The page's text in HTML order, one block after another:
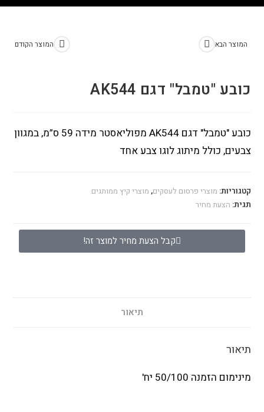
המוצר הקודם המוצר הבא
כובע "טמבל" דגם AK544
כובע "טמבל" דגם AK544 מפוליאסטר מידה 59 ס”מ, במגוון
צבעים, כולל מיתוג לוגו צבע אחד
קטגוריות: מוצרי פרסום לעסקים, מוצרי קיץ ממותגים
תגית: הצעת מחיר
קבל הצעת מחיר למוצר זה!
תיאור
תיאור
מינימום הזמנה 50/100 יח'